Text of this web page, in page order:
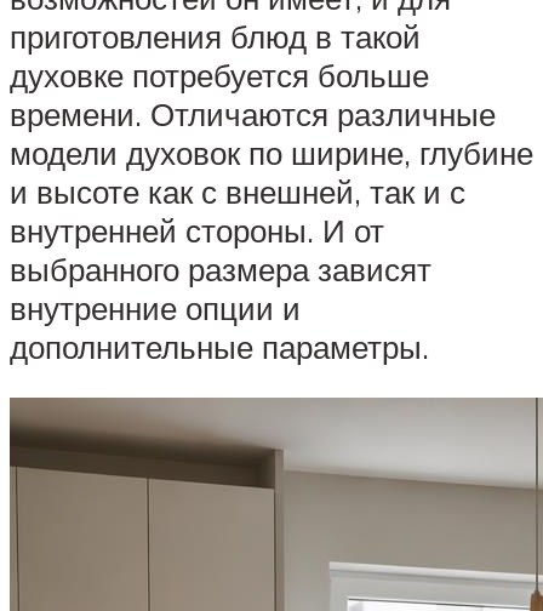
приготовления блюд в такой
духовке потребуется больше
времени. Отличаются различные
модели духовок по ширине, глубине
и высоте как с внешней, так и с
внутренней стороны. И от
выбранного размера зависят
внутренние опции и
дополнительные параметры.